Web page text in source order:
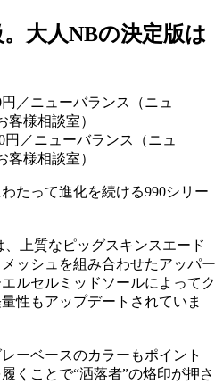
大人NBの決定版は
／ニューバランス（ニュ
客様相談室）
たって進化を続ける990シリー
上質なピッグスキンスエード
ッシュを組み合わせたアッパー
ルセルミッドソールによってク
性もアップデートされていま
ーベースのカラーもポイント
くことで“洒落者”の烙印が押さ